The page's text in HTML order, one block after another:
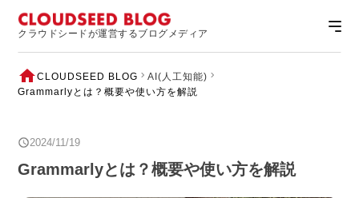
クラウドシードが運営するブログメディア
CLOUDSEED BLOG
AI(人工知能)
Grammarlyとは？概要や使い方を解説
2024/11/19
Grammarlyとは？概要や使い方を解説